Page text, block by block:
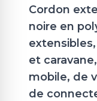
Cordon
noire en
et
mobile, de
de